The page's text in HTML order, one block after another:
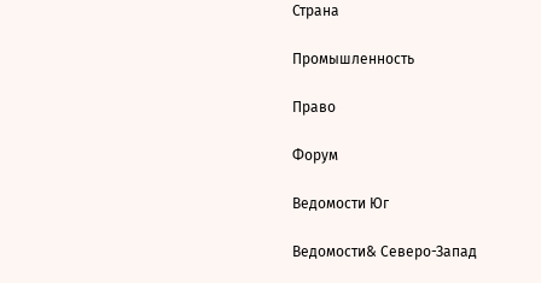
Страна
Промышленность
Право
Форум
Ведомости Юг
Ведомости& Северо-Запад